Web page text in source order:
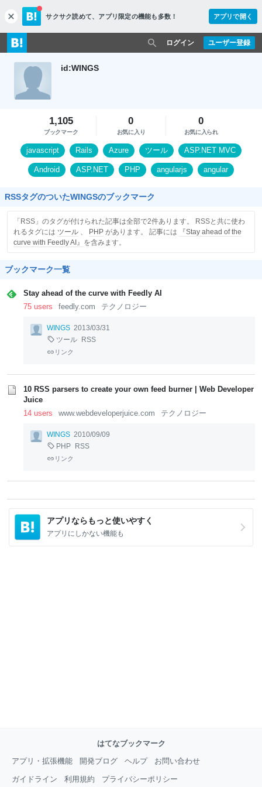
c
l
o
s
e
サクサク読めて、 アプリ限定の機能も多数！ アプリで開く
ユーザー登録
ログイン
id:WINGS
1,105
ブックマーク
0
お気に入り
0
お気に入られ
javascript Rails Azure ツール ASP.NET MVC
Android ASP.NET PHP angularjs angular
RSSタグのついたWINGSのブックマーク
「RSS」のタグが付けられた記事は全部で2件あります。 RSSと共に使わ
れるタグには ツール 、 PHP があります。 記事には
『Stay ahead of the
curve with Feedly AI』 を含みます。
ブックマーク一覧
Stay ahead of the curve with Feedly AI
75 users
feedly.com テクノロジー
WINGS 2013/03/31
ツール
RSS
リンク
10 RSS parsers to create your own feed burner | Web Developer
Juice
14 users
www.webdeveloperjuice.com テクノロジー
WINGS 2010/09/09
PHP
RSS
リンク
アプリならもっと使いやすく
アプリにしかない機能も
はてなブックマーク
アプリ・拡張機能
開発ブログ ヘルプ お問い合わせ
ガイドライン 利用規約 プライバシーポリシー